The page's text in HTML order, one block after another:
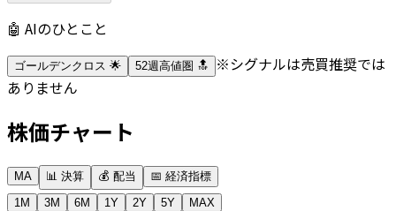
🤖 AIのひとこと
ゴールデンクロス 🌟 52週高値圏 🔝
※シグナルは売買推奨では
ありません
株価チャート
MA 📊 決算 💰 配当
📅 経済指標
1M
3M 6M 1Y 2Y 5Y MAX